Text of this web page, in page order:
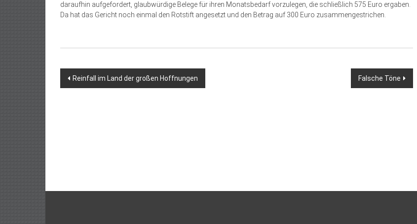
daraufhin aufgefordert, glaubwürdige Belege für ihren Monatsbedarf vorzulegen, die schließlich 575 Euro ergaben.
Da hat das Gericht noch einmal den Rotstift angesetzt und den Betrag auf 300 Euro zusammengestrichen.
Beitragsnavigation
Reinfall im Land der großen Hoffnungen Falsche Töne